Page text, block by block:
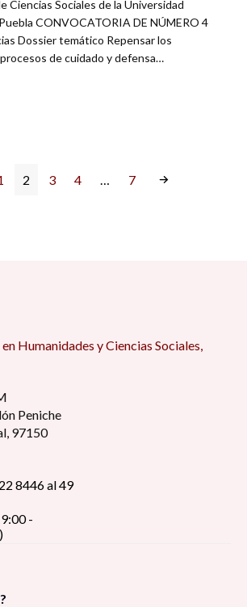
Ciencias Sociales de la Universidad
CONVOCATORIA DE NÚMERO 4
Dossier temático Repensar los
de cuidado y defensa…
2 3 4 … 7
Humanidades y Ciencias Sociales,
Peniche
97150
8446 al 49
-